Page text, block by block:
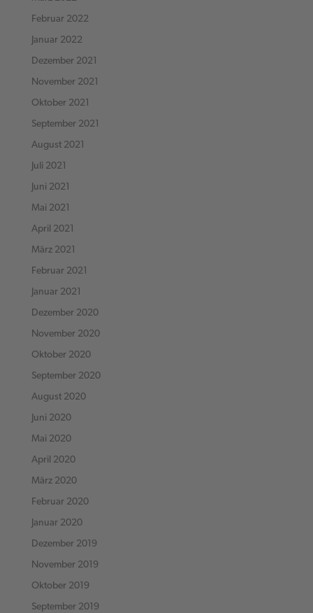
Februar 2022
Januar 2022
Dezember 2021
November 2021
Oktober 2021
September 2021
August 2021
Juli 2021
Juni 2021
Mai 2021
April 2021
März 2021
Februar 2021
Januar 2021
Dezember 2020
November 2020
Oktober 2020
September 2020
August 2020
Juni 2020
Mai 2020
April 2020
März 2020
Februar 2020
Januar 2020
Dezember 2019
November 2019
Oktober 2019
September 2019